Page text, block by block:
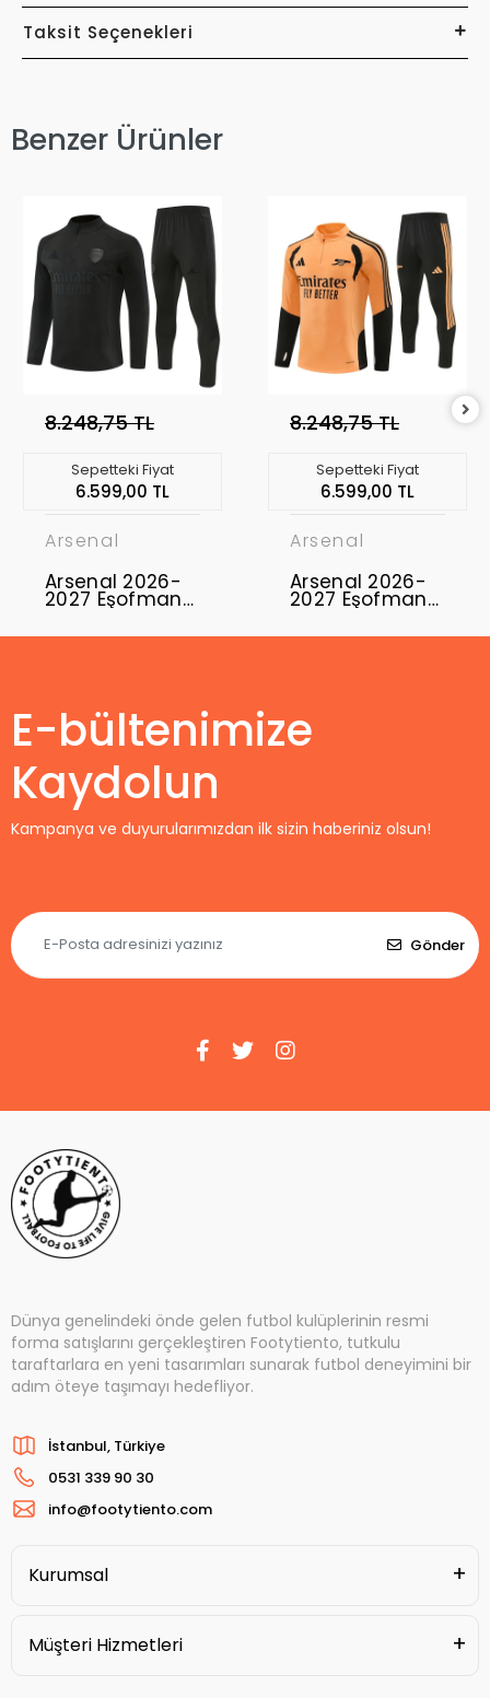
Taksit Seçenekleri
Benzer Ürünler
8.248,75 TL
Sepetteki Fiyat
6.599,00 TL
Arsenal
Arsenal 2026-
2027 Eşofman
Takımı ARS-01
8.248,75 TL
Sepetteki Fiyat
6.599,00 TL
Arsenal
Arsenal 2026-
2027 Eşofman
Takımı ARS-02
E-bültenimize
Kaydolun
Kampanya ve duyurularımızdan ilk sizin haberiniz olsun!
Gönder
Dünya genelindeki önde gelen futbol kulüplerinin resmi
forma satışlarını gerçekleştiren Footytiento, tutkulu
taraftarlara en yeni tasarımları sunarak futbol deneyimini bir
adım öteye taşımayı hedefliyor.
İstanbul, Türkiye
0531 339 90 30
info@footytiento.com
Kurumsal
Müşteri Hizmetleri